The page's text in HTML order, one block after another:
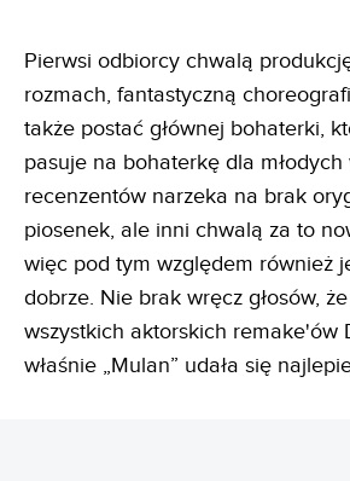
Pierwsi odbiorcy chwalą
rozmach, fantastyczną
także postać głównej bohaterki,
pasuje na bohaterkę dla młodych
recenzentów narzeka na brak
piosenek, ale inni chwalą za to
więc pod tym względem również
dobrze. Nie brak wręcz głosów,
wszystkich aktorskich remake'ów
właśnie „Mulan” udała się